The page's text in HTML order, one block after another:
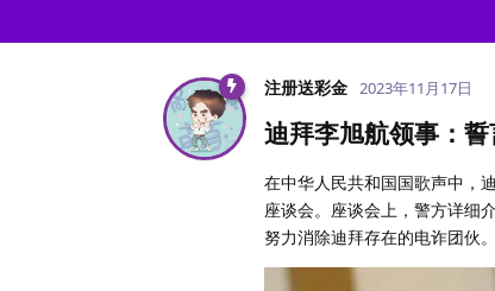
注册送彩金 2023年11月17日
迪拜李旭航领事：
在中华人民共和国国歌声中，
座谈会。座谈会上，警方详细
努力消除迪拜存在的电诈团伙